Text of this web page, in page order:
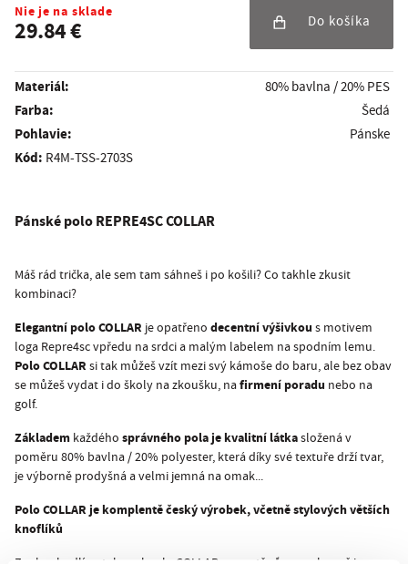
Nie je na sklade
29.84 € Do košíka
Materiál: 80% bavlna / 20% PES
Farba: Šedá
Pohlavie: Pánske
Kód: R4M-TSS-2703S
Pánské poloREPRE4SC COLLAR
Máš rád trička, ale sem tam sáhneš i po košili? Co takhle zkusit
kombinaci?
Elegantní polo COLLAR je opatřeno decentní výšivkou s motivem
loga Repre4sc vpředu na srdci a malým labelem na spodním lemu.
Polo COLLAR si tak můžeš vzít mezi svý kámoše do baru, ale bez obav
se můžeš vydat i do školy na zkoušku, nafirmení poradu nebo na
golf.
Základem každého správného pola je kvalitní látkasložená v
poměru 80% bavlna / 20% polyester, která díky své textuře drží tvar,
je výborně prodyšná a velmi jemná na omak...
Polo COLLAR je komplentě český výrobek, včetně stylových větších
knoflíků